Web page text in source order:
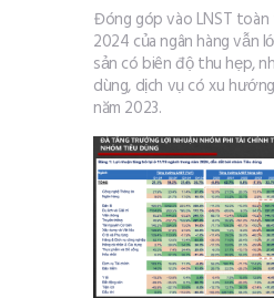
Đóng góp vào LNST
2024 của ngân hàng vẫn
sản có biên độ thu hẹp,
dùng, dịch vụ có xu
năm 2023.